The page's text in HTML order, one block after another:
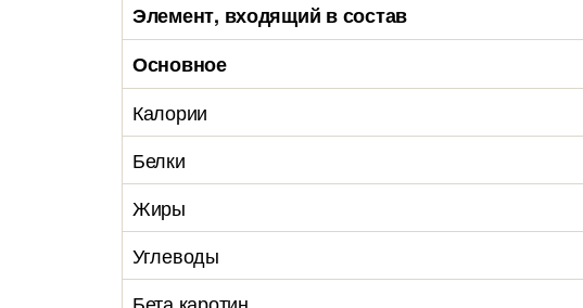
Элемент, входящий в состав
Основное
Калории
Белки
Жиры
Углеводы